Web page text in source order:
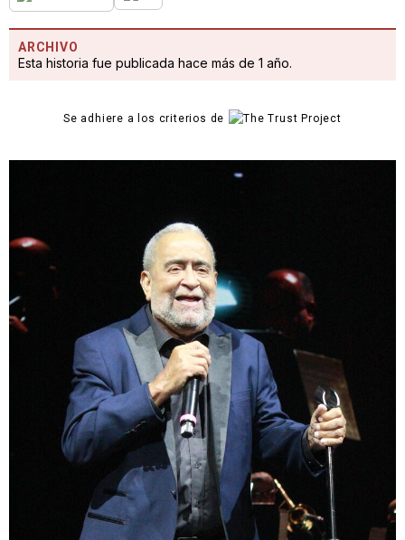
ARCHIVO
Esta historia fue publicada hace más de 1 año.
Se adhiere a los criterios de